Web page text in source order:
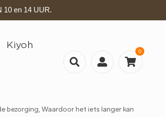
10 en 14 UUR.
0
bezorging, Waardoor het iets langer kan